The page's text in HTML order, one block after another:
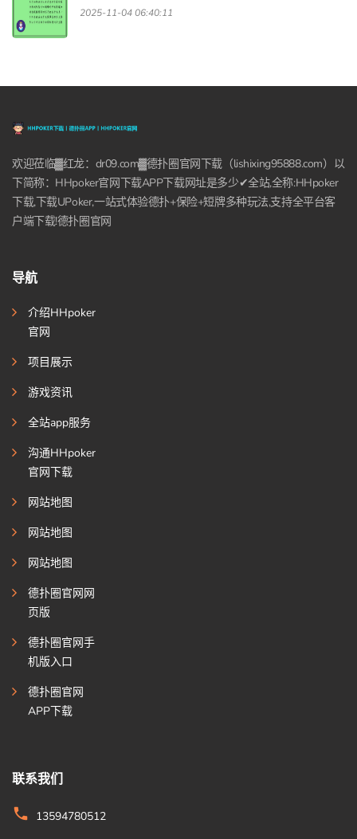
2025-11-04 06:40:11
欢迎莅临▓红龙：dr09.com▓德扑圈官网下载（lishixing95888.com）以
下简称：HHpoker官网下载APP下载网址是多少✔全站,全称:HHpoker
下载,下载UPoker,一站式体验德扑+保险+短牌多种玩法,支持全平台客
户端下载!德扑圈官网
导航
介绍HHpoker
官网
项目展示
游戏资讯
全站app服务
沟通HHpoker
官网下载
网站地图
网站地图
网站地图
德扑圈官网网
页版
德扑圈官网手
机版入口
德扑圈官网
APP下载
联系我们
13594780512